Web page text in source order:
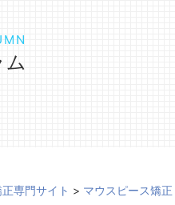
ム
専門サイト > マウスピース矯正